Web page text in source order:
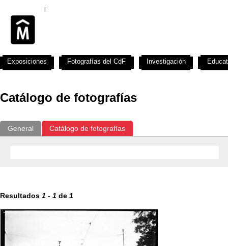
Catálogo de fotografías
General Catálogo de fotografías
Resultados 1 - 1 de 1
Exposiciones Fotografías del CdF Investigación